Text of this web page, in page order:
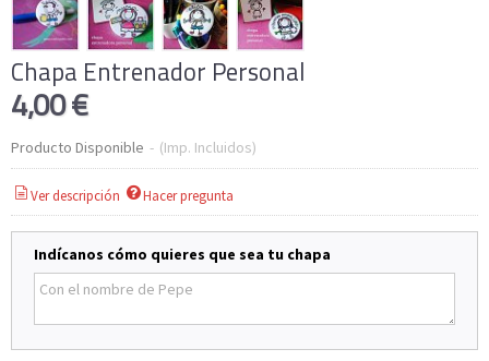
Chapa Entrenador Personal
4,00 €
Producto Disponible - (Imp. Incluidos)
Ver descripción Hacer pregunta
Indícanos cómo quieres que sea tu chapa